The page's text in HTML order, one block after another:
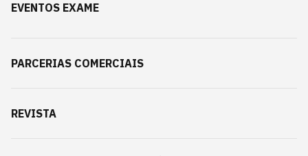
EVENTOS EXAME
PARCERIAS COMERCIAIS
REVISTA